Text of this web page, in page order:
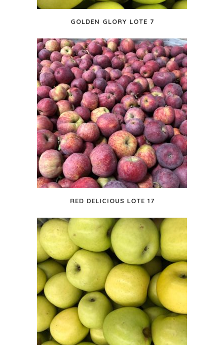
GOLDEN GLORY LOTE 7
RED DELICIOUS LOTE 17